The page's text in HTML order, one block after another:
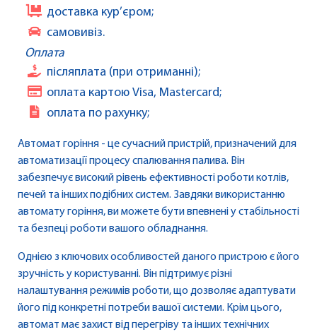
доставка кур’єром;
самовивіз.
Оплата
післяплата (при отриманні);
оплата картою Visa, Mastercard;
оплата по рахунку;
Автомат горіння - це сучасний пристрій, призначений для
автоматизації процесу спалювання палива. Він
забезпечує високий рівень ефективності роботи котлів,
печей та інших подібних систем. Завдяки використанню
автомату горіння, ви можете бути впевнені у стабільності
та безпеці роботи вашого обладнання.
Однією з ключових особливостей даного пристрою є його
зручність у користуванні. Він підтримує різні
налаштування режимів роботи, що дозволяє адаптувати
його під конкретні потреби вашої системи. Крім цього,
автомат має захист від перегріву та інших технічних